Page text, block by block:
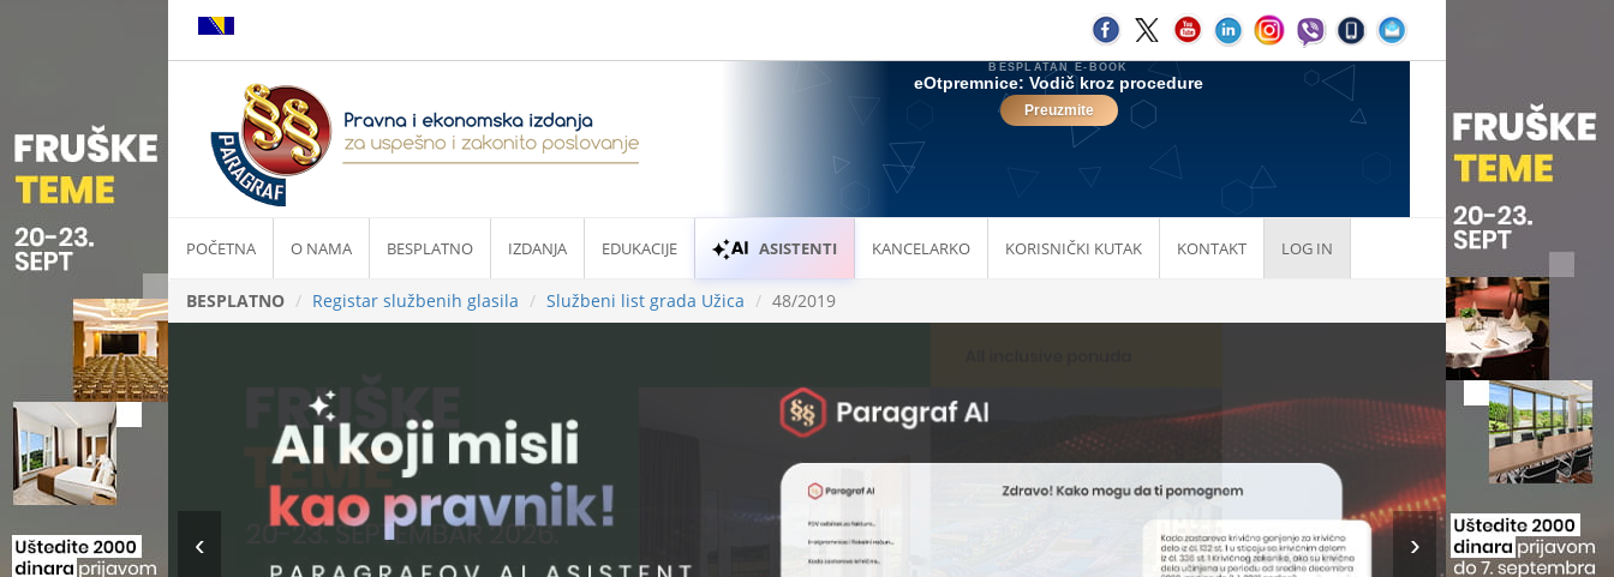
POČETNA O NAMA BESPLATNO IZDANJA EDUKACIJE ASISTENTI KANCELARKO KORISNIČKI KUTAK KONTAKT LOG IN
BESPLATNO Registar službenih glasila Službeni list grada Užica 48/2019